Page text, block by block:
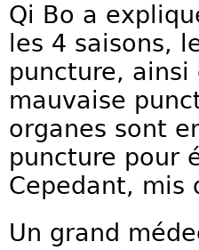
Qi Bo a
les 4 saisons,
puncture, ainsi
mauvaise
organes sont
puncture pour
Cepedant, mis
Un grand